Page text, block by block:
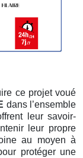
ce projet voué
dans l’ensemble
leur savoir-
leur propre
au moyen à
protéger une